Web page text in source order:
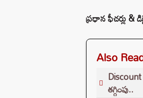
ప్రధాన ఫీచర్లు &
Also
తగ్గింపు..